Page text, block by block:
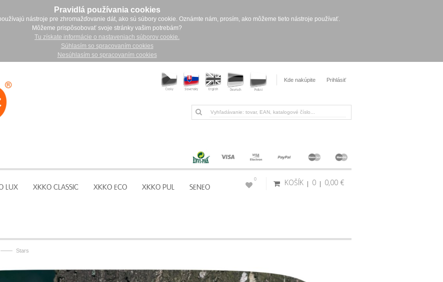
Pravidlá používania cookies
nástroje pre zhromažďovanie dát, ako sú súbory cookie. Oznámte nám, prosím, ako môžeme tieto nástroje používať.
Môžeme prispôsobovať svoje stránky vašim potrebám?
Tu získate informácie o nastaveniach súborov cookie.
Súhlasím so spracovaním cookies
Nesúhlasím so spracovaním cookies
Kde nakúpite Prihlásiť
LUX XKKO CLASSIC XKKO ECO XKKO PUL SENEO KOŠÍK 0 0,00 €
0
—— Stars